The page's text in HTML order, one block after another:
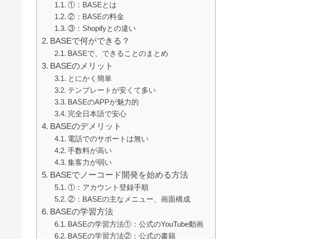
①：BASEとは
②：BASEの料金
③：Shopifyとの違い
BASEで何ができる？
BASEで、できることのまとめ
BASEのメリット
とにかく簡単
テンプレートが安くて多い
BASEのAPPが魅力的
完全日本語で安心
BASEのデメリット
電話でのサポートは無い
手数料が高い
集客力が弱い
BASEでノーコード開発を始める方法
①：アカウント登録手順
②：BASEの主なメニュー、画面構成
BASEの学習方法
BASEの学習方法①：公式のYouTube動画
BASEの学習方法②：公式の書籍